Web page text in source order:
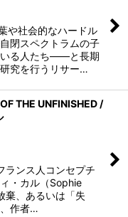
や社会的なハードル
閉スペクトラムの子
いる人たち——と長期
究を行うリサー…
THE UNFINISHED /
ンス人コンセプチ
・カル（Sophie
棄、あるいは「失
作者…